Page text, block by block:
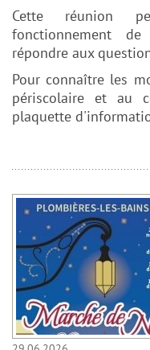
Cette réunion
fonctionnement
répondre aux
Pour connaître les
périscolaire et au
plaquette